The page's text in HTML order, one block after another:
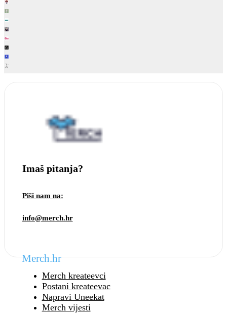
Imaš pitanja?
Piši nam na:
info@merch.hr
Merch.hr
Merch kreateevci
Postani kreateevac
Napravi Uneekat
Merch vijesti